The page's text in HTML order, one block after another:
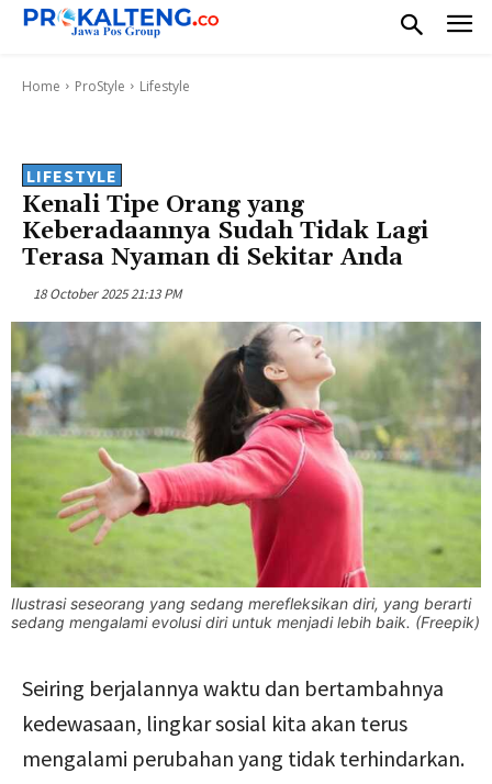
Home ProStyle Lifestyle
LIFESTYLE
Kenali Tipe Orang yang
Keberadaannya Sudah Tidak Lagi
Terasa Nyaman di Sekitar Anda
18 October 2025 21:13 PM
Ilustrasi seseorang yang sedang merefleksikan diri, yang berarti
sedang mengalami evolusi diri untuk menjadi lebih baik. (Freepik)
Seiring berjalannya waktu dan bertambahnya
kedewasaan, lingkar sosial kita akan terus
mengalami perubahan yang tidak terhindarkan.